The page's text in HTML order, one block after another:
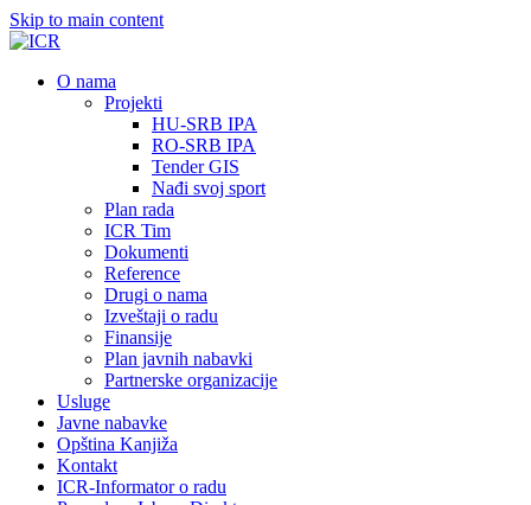
Skip to main content
О nama
Projekti
HU-SRB IPA
RO-SRB IPA
Tender GIS
Nađi svoj sport
Plan rada
ICR Tim
Dokumenti
Reference
Drugi o nama
Izveštaji o radu
Finansije
Plan javnih nabavki
Partnerske organizacije
Usluge
Javne nabavke
Opština Kanjiža
Kontakt
ICR-Informator o radu